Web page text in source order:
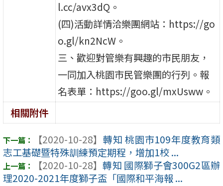
l.cc/avx3dQ。
(四)活動詳情洽樂團網站：https://go
o.gl/kn2NcW。
三、歡迎對管樂有興趣的市民朋友，
一同加入桃園市民管樂團的行列。報
名表單：https://goo.gl/mxUsww。
相關附件
【2020-10-28】 轉知 桃園市109年度教育類
志工基礎暨特殊訓練預定期程，增加1校 ...
【2020-10-28】 轉知 國際獅子會300G2區辦
理2020-2021年度獅子盃「國際和平海報 ...